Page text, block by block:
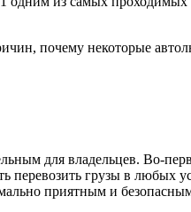
почему некоторые
для владельцев. Во-
грузы в любых
приятным и